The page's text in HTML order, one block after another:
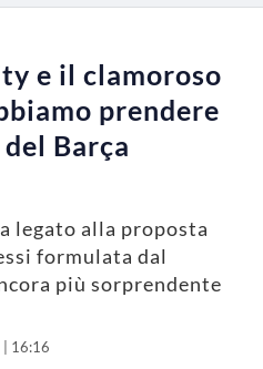
e il clamoroso
prendere
Barça
legato alla proposta
formulata dal
più sorprendente
| 16:16